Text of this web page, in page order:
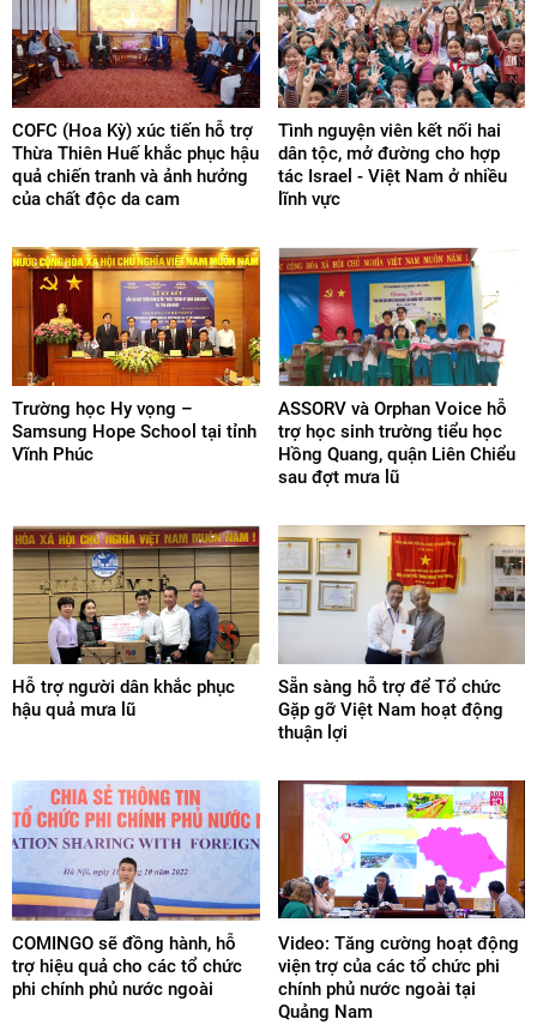
COFC (Hoa Kỳ) xúc tiến hỗ trợ
Thừa Thiên Huế khắc phục hậu
quả chiến tranh và ảnh hưởng
của chất độc da cam
Tình nguyện viên kết nối hai
dân tộc, mở đường cho hợp
tác Israel - Việt Nam ở nhiều
lĩnh vực
Trường học Hy vọng –
Samsung Hope School tại tỉnh
Vĩnh Phúc
ASSORV và Orphan Voice hỗ
trợ học sinh trường tiểu học
Hồng Quang, quận Liên Chiểu
sau đợt mưa lũ
Hỗ trợ người dân khắc phục
hậu quả mưa lũ
Sẵn sàng hỗ trợ để Tổ chức
Gặp gỡ Việt Nam hoạt động
thuận lợi
COMINGO sẽ đồng hành, hỗ
trợ hiệu quả cho các tổ chức
phi chính phủ nước ngoài
Video: Tăng cường hoạt động
viện trợ của các tổ chức phi
chính phủ nước ngoài tại
Quảng Nam